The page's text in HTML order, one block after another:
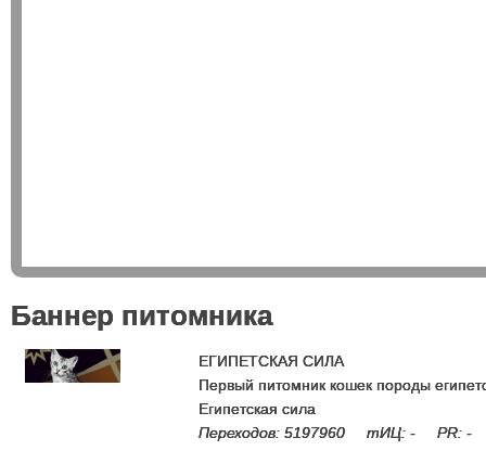
Баннер питомника
ЕГИПЕТСКАЯ СИЛА
Первый питомник кошек породы
Египетская сила
Переходов: 5197960 тИЦ: - PR: -